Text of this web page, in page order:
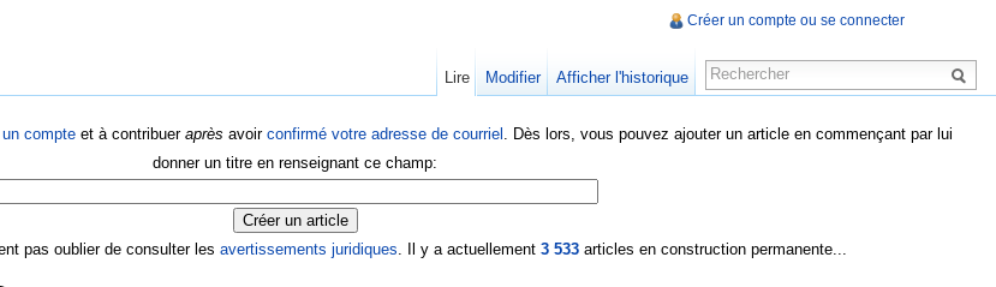
compte et à contribuer après avoir confirmé votre adresse de courriel . Dès lors, vous pouvez ajouter un article en commençant par lui
donner un titre en renseignant ce champ:
pas oublier de consulter les avertissements juridiques. Il y a actuellement 3 533articles en construction permanente...
Créer un compte ou se connecter
Lire Modifier Afficher l'historique